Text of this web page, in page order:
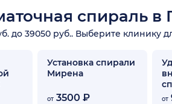
спираль в
до 39050 руб.. Выберите клинику
Установка спирали
Мирена
от 3500 ₽ от